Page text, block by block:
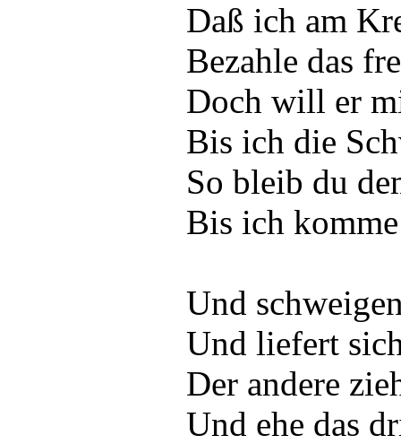
Daß ich am
Bezahle das
Doch will er
Bis ich die
So bleib du
Bis ich
Und
Und liefert
Der andere
Und ehe das